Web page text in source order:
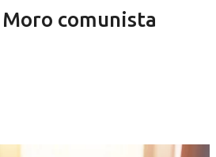
NEGRA
comunista